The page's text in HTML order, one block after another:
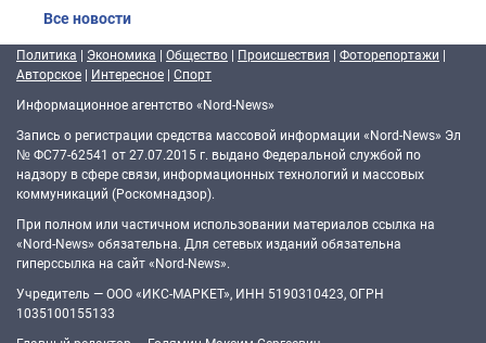
Все новости
Политика | Экономика | Общество | Происшествия | Фоторепортажи |
Авторское | Интересное | Спорт
Информационное агентство «Nord-News»
Запись о регистрации средства массовой информации «Nord-News» Эл
№ ФС77-62541 от 27.07.2015 г. выдано Федеральной службой по
надзору в сфере связи, информационных технологий и массовых
коммуникаций (Роскомнадзор).
При полном или частичном использовании материалов ссылка на
«Nord-News» обязательна. Для сетевых изданий обязательна
гиперссылка на сайт «Nord-News».
Учредитель — ООО «ИКС-МАРКЕТ», ИНН 5190310423, ОГРН
1035100155133